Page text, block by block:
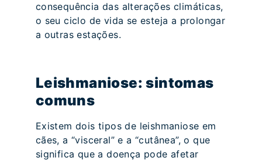
consequência das alterações climáticas,
o seu ciclo de vida se esteja a prolongar
a outras estações.
Leishmaniose: sintomas
comuns
Existem dois tipos de leishmaniose em
cães, a “visceral” e a “cutânea”, o que
significa que a doença pode afetar